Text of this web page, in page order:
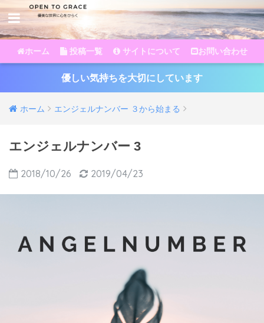
ホーム 投稿一覧 サイトについて お問い合わせ
優しい気持ちを大切にしています
ホーム エンジェルナンバー ３から始まる
エンジェルナンバー 3
2018/10/26 2019/04/23